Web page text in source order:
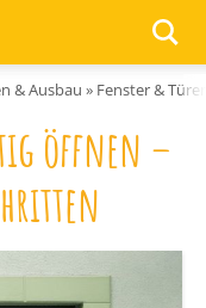
& Ausbau » Fenster &
öffnen –